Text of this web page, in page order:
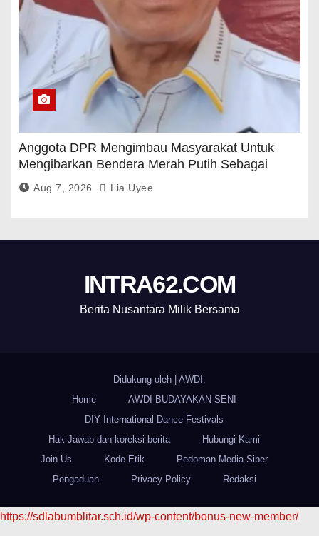
Anggota DPR Mengimbau Masyarakat Untuk
Mengibarkan Bendera Merah Putih Sebagai
Tanda Rasa Terima Kasih
Aug 7, 2026 Lia Uyee
INTRA62.COM
Berita Nusantara Milik Bersama
Didukung oleh
AWDI:
Home
AWDI BUDAYAKAN SENI
DIY International Dance Festivals
Hak Jawab dan koreksi berita
Hubungi Kami
Join Us
Kode Etik
Pedoman Media Siber
Pengaduan
Privacy Policy Redaksi
https://sdlabumblitar.sch.id/wp-content/bonus-new-member/